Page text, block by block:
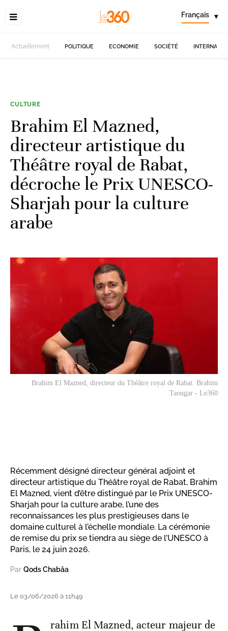
Français ▾
Actuellement POLITIQUE ECONOMIE SOCIÉTÉ
CULTURE
Brahim El Mazned,
directeur artistique du
Théâtre royal de Rabat,
décroche le Prix UNESCO-
Sharjah pour la culture
arabe
Brahim El Mazned, directeur du Théâtre royal de Rabat. Brahim
Taougar - Le360
Récemment désigné directeur général adjoint et
directeur artistique du Théâtre royal de Rabat, Brahim
El Mazned, vient d’être distingué par le Prix UNESCO-
Sharjah pour la culture arabe, l’une des
reconnaissances les plus prestigieuses dans le
domaine culturel à l’échelle mondiale. La cérémonie
de remise du prix se tiendra au siège de l’UNESCO à
Paris, le 24 juin 2026.
Par Qods Chabâa
Le 03/06/2026 à 11h49
rahim El Mazned, acteur majeur de